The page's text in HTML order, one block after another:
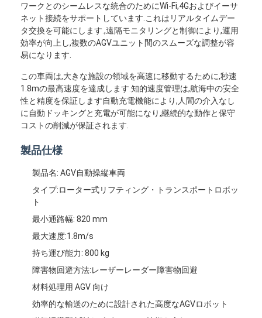
ホーム
製品
ビデオ
企業情報
会社案内
品質管理
ワークとのシームレスな統合のためにWi-Fi,4Gおよびイーサ
ネット接続をサポートしています.これはリアルタイムデー
タ交換を可能にします.,遠隔モニタリングと制御により,運用
効率が向上し,複数のAGVユニット間のスムーズな調整が容
易になります.
この車両は,大きな施設の領域を高速に移動するために,秒速
1.8mの最高速度を達成します.知的速度管理は,航海中の安全
性と精度を保証します自動充電機能により,人間の介入なし
に自動ドッキングと充電が可能になり,継続的な動作と保守
コストの削減が保証されます.
製品仕様
製品名: AGV自動操縦車両
タイプ:ローター式リフティング・トランスポートロボッ
ト
最小通路幅: 820 mm
最大速度:1.8m/s
持ち運び能力: 800 kg
障害物回避方法:レーザーレーダー障害物回避
材料処理用 AGV 向け
効率的な輸送のために設計された高度なAGVロボット